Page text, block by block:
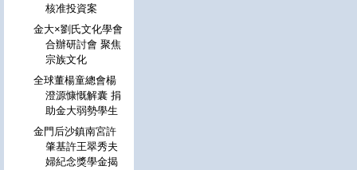
核准投資案
金大×劉氏文化學會
合辦研討會 聚焦
宗族文化
全球董楊童總會楊
澄源慷慨解囊 捐
助金大弱勢學生
金門后沙鎮南宮許
肇基許王翠秀夫
婦紀念獎學金揭